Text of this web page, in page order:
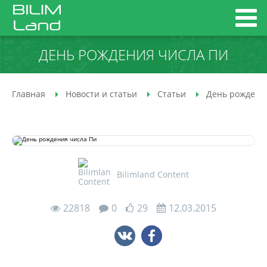
ДЕНЬ РОЖДЕНИЯ ЧИСЛА ПИ
Главная Новости и статьи Статьи День
Bilimland Content
22818 0 29 12.03.2015